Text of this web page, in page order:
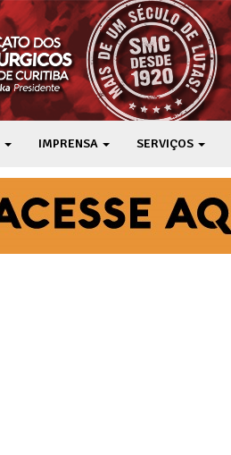
IMPRENSA SERVIÇOS